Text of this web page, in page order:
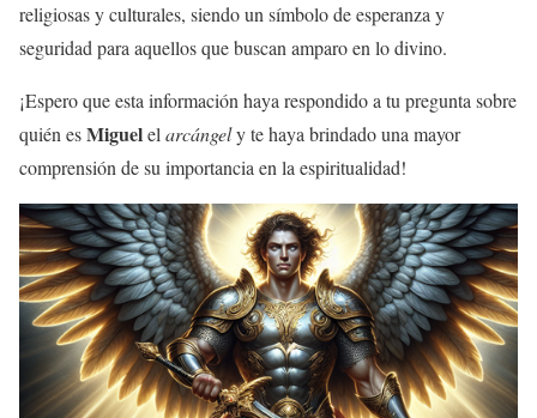
religiosas y culturales, siendo un símbolo de esperanza y
seguridad para aquellos que buscan amparo en lo divino.
¡Espero que esta información haya respondido a tu pregunta sobre
quién esMiguelel arcángely te haya brindado una mayor
comprensión de su importancia en la espiritualidad!